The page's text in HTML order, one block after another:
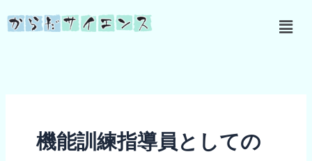
容
メ
ニ
機能訓練指導員としての